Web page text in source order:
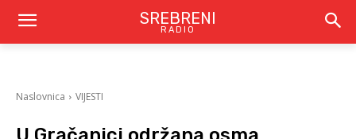
SREBRENI
RADIO
Naslovnica VIJESTI